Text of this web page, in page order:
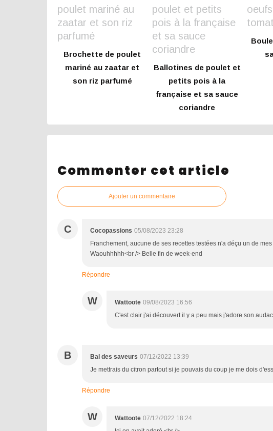
Brochette de poulet
mariné au zaatar et
son riz parfumé
Ballotines de poulet et
petits pois à la
française et sa sauce
coriandre
Commenter cet article
Ajouter un commentaire
C Cocopassions 05/08/2023 23:28
Franchement, aucune de ses recettes testées n'a déçu un de
Waouhhhhh<br /> Belle fin de week-end
Répondre
W Wattoote 09/08/2023 16:56
C'est clair j'ai découvert il y a peu mais j'adore son
B Bal des saveurs 07/12/2022 13:39
Je mettrais du citron partout si je pouvais du coup je me dois
Répondre
W Wattoote 07/12/2022 18:24